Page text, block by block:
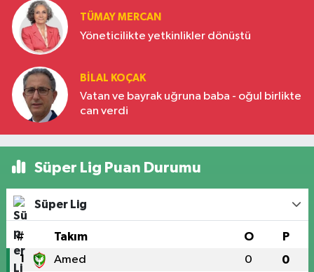
TÜMAY MERCAN
Yöneticilikte yetkinlikler dönüştü
BILAL KOÇAK
Vatan ve bayrak uğruna baba - oğul birlikte
can verdi
Süper Lig Puan Durumu
Süper Lig
# Takım O P
1 Amed 0 0